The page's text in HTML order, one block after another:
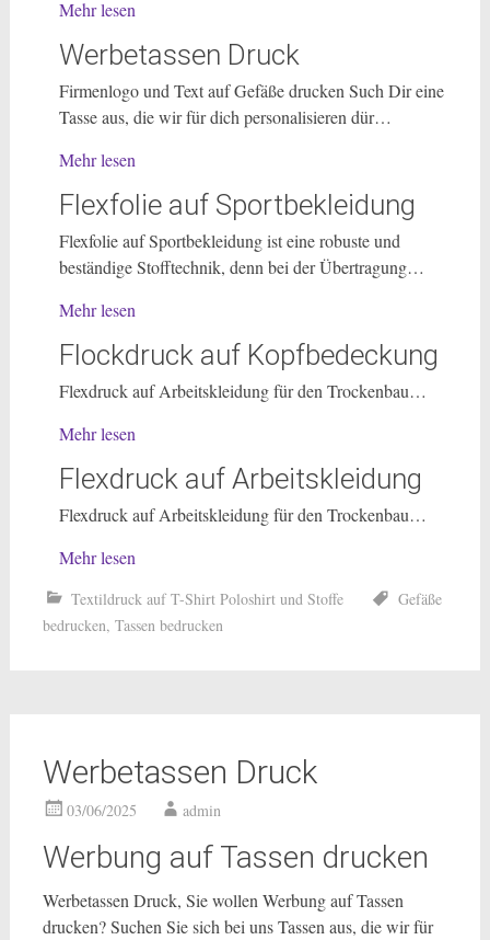
Mehr lesen
Werbetassen Druck
Firmenlogo und Text auf Gefäße drucken Such Dir eine
Tasse aus, die wir für dich personalisieren dür…
Mehr lesen
Flexfolie auf Sportbekleidung
Flexfolie auf Sportbekleidung ist eine robuste und
beständige Stofftechnik, denn bei der Übertragung…
Mehr lesen
Flockdruck auf Kopfbedeckung
Flexdruck auf Arbeitskleidung für den Trockenbau…
Mehr lesen
Flexdruck auf Arbeitskleidung
Flexdruck auf Arbeitskleidung für den Trockenbau…
Mehr lesen
Textildruck auf T-Shirt Poloshirt und Stoffe
Gefäße
bedrucken, Tassen bedrucken
Werbetassen Druck
03/06/2025 admin
Werbung auf Tassen drucken
Werbetassen Druck, Sie wollen Werbung auf Tassen
drucken? Suchen Sie sich bei uns Tassen aus, die wir für